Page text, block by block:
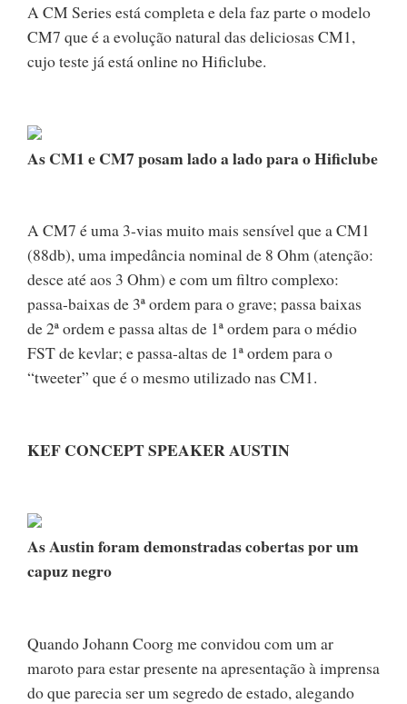
A CM Series está completa e dela faz parte o modelo
CM7 que é a evolução natural das deliciosas CM1,
cujo teste já está online no Hificlube.
As CM1 e CM7 posam lado a lado para o Hificlube
A CM7 é uma 3-vias muito mais sensível que a CM1
(88db), uma impedância nominal de 8 Ohm (atenção:
desce até aos 3 Ohm) e com um filtro complexo:
passa-baixas de 3ª ordem para o grave; passa baixas
de 2ª ordem e passa altas de 1ª ordem para o médio
FST de kevlar; e passa-altas de 1ª ordem para o
“tweeter” que é o mesmo utilizado nas CM1.
KEF CONCEPT SPEAKER AUSTIN
As Austin foram demonstradas cobertas por um
capuz negro
Quando Johann Coorg me convidou com um ar
maroto para estar presente na apresentação à imprensa
do que parecia ser um segredo de estado, alegando